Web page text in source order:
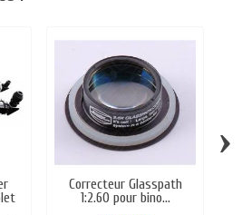
Correcteur Glasspath
1:2.60 pour bino...
›